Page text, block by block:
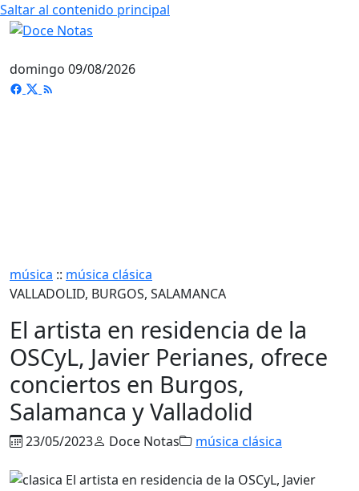
Saltar al contenido principal
domingo 09/08/2026
música :: música clásica
VALLADOLID, BURGOS, SALAMANCA
El artista en residencia de la
OSCyL, Javier Perianes, ofrece
conciertos en Burgos,
Salamanca y Valladolid
23/05/2023 Doce Notas música clásica